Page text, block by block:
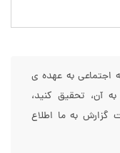
اجتماعی به عهده ی
آن، تحقیق کنید،
به ما اطلاع